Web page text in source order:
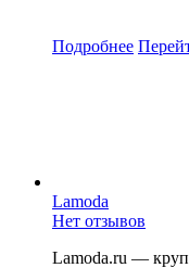
Подробнее
Lamoda
Нет отзывов
Lamoda.ru —